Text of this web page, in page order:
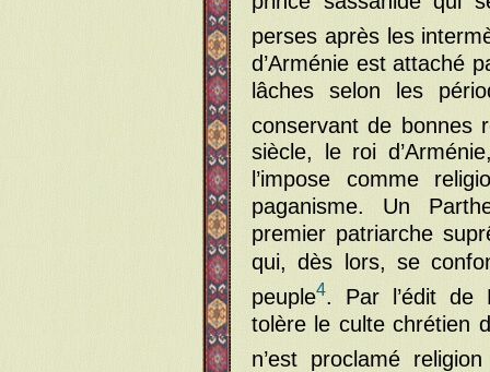
perses après les
d’Arménie est attaché
lâches selon les
conservant de bonnes
siècle, le roi
l’impose comme
paganisme. Un
premier patriarche
qui, dès lors, se
peuple4. Par l’édit de
tolère le culte chrétien
n’est proclamé